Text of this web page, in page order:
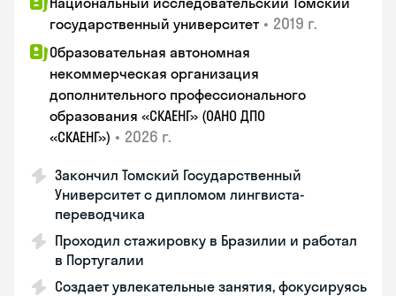
государственный университет • 2019 г.
Образовательная автономная
некоммерческая организация
дополнительного профессионального
образования «СКАЕНГ» (ОАНО ДПО
«СКАЕНГ») • 2026 г.
Закончил Томский Государственный
Университет с дипломом лингвиста-
переводчика
Проходил стажировку в Бразилии и работал
в Португалии
Создает увлекательные занятия, фокусируясь